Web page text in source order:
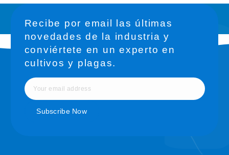
Recibe por email las últimas
novedades de la industria y
conviértete en un experto en
cultivos y plagas.